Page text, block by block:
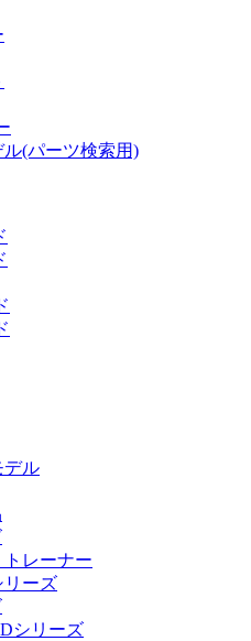
(パーツ検索用)
デル
レーナー
リーズ
シリーズ